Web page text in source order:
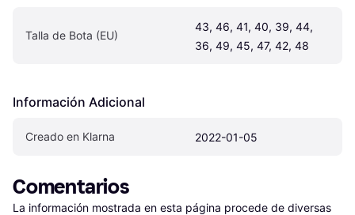
Talla de Bota (EU)
43, 46, 41, 40, 39, 44,
36, 49, 45, 47, 42, 48
Información Adicional
Creado en Klarna 2022-01-05
Comentarios
La información mostrada en esta página procede de diversas